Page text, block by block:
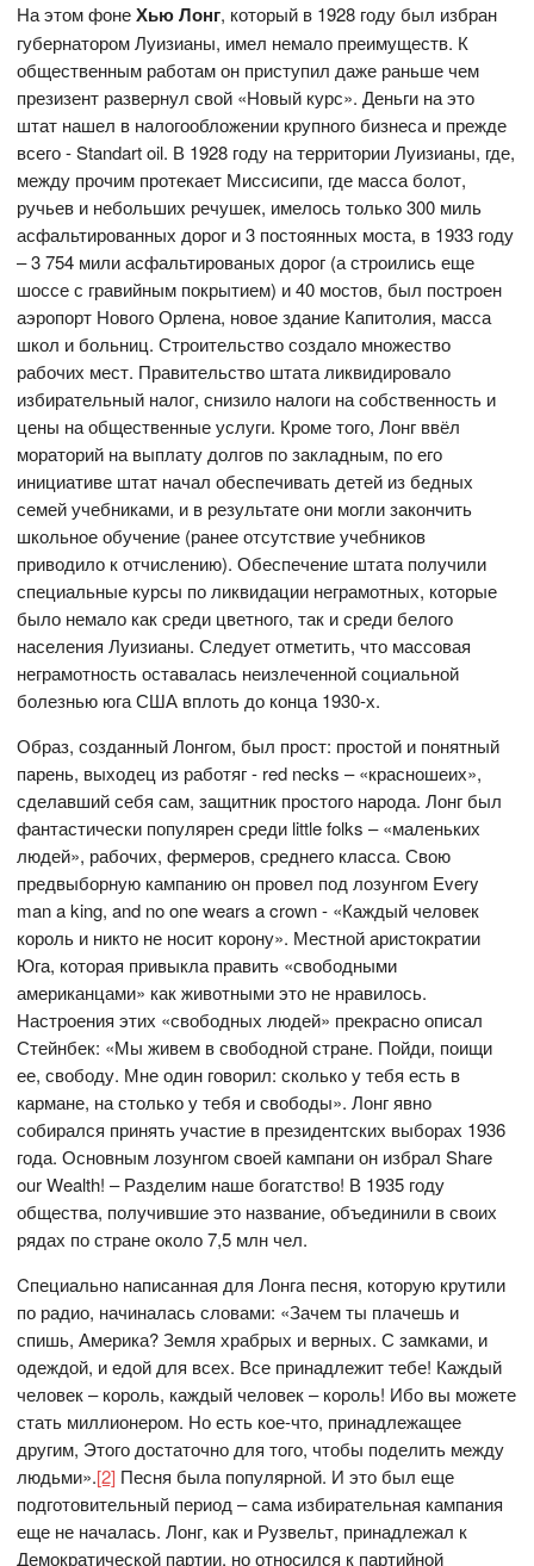
На этом фонеХью Лонг, который в 1928 году был избран
губернатором Луизианы, имел немало преимуществ. К
общественным работам он приступил даже раньше чем
презизент развернул свой «Новый курс». Деньги на это
штат нашел в налогообложении крупного бизнеса и прежде
всего - Standart oil. В 1928 году на территории Луизианы, где,
между прочим протекает Миссисипи, где масса болот,
ручьев и небольших речушек, имелось только 300 миль
асфальтированных дорог и 3 постоянных моста, в 1933 году
– 3 754 мили асфальтированых дорог (а строились еще
шоссе с гравийным покрытием) и 40 мостов, был построен
аэропорт Нового Орлена, новое здание Капитолия, масса
школ и больниц. Строительство создало множество
рабочих мест. Правительство штата ликвидировало
избирательный налог, снизило налоги на собственность и
цены на общественные услуги. Кроме того, Лонг ввёл
мораторий на выплату долгов по закладным, по его
инициативе штат начал обеспечивать детей из бедных
семей учебниками, и в результате они могли закончить
школьное обучение (ранее отсутствие учебников
приводило к отчислению). Обеспечение штата получили
специальные курсы по ликвидации неграмотных, которые
было немало как среди цветного, так и среди белого
населения Луизианы. Следует отметить, что массовая
неграмотность оставалась неизлеченной социальной
болезнью юга США вплоть до конца 1930-х.
Образ, созданный Лонгом, был прост: простой и понятный
парень, выходец из работяг - red necks – «красношеих»,
сделавший себя сам, защитник простого народа. Лонг был
фантастически популярен среди little folks – «маленьких
людей», рабочих, фермеров, среднего класса. Свою
предвыборную кампанию он провел под лозунгом Every
man a king, and no one wears a crown - «Каждый человек
король и никто не носит корону». Местной аристократии
Юга, которая привыкла править «свободными
американцами» как животными это не нравилось.
Настроения этих «свободных людей» прекрасно описал
Стейнбек: «Мы живем в свободной стране. Пойди, поищи
ее, свободу. Мне один говорил: сколько у тебя есть в
кармане, на столько у тебя и свободы». Лонг явно
собирался принять участие в президентских выборах 1936
года. Основным лозунгом своей кампани он избрал Share
our Wealth! – Разделим наше богатство! В 1935 году
общества, получившие это название, объединили в своих
рядах по стране около 7,5 млн чел.
Cпециально написанная для Лонга песня, которую крутили
по радио, начиналась словами: «Зачем ты плачешь и
спишь, Америка? Земля храбрых и верных. С замками, и
одеждой, и едой для всех. Все принадлежит тебе! Каждый
человек – король, каждый человек – король! Ибо вы можете
стать миллионером. Но есть кое-что, принадлежащее
другим, Этого достаточно для того, чтобы поделить между
людьми».[2] Песня была популярной. И это был еще
подготовительный период – сама избирательная кампания
еще не началась. Лонг, как и Рузвельт, принадлежал к
Демократической партии, но относился к партийной